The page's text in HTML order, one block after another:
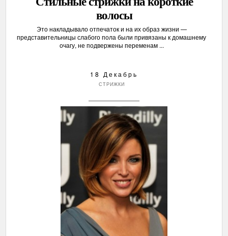
волосы
Это накладывало отпечаток и на их образ жизни —
представительницы слабого пола были привязаны к домашнему
очагу, не подвержены переменам ...
18 Декабрь
СТРИЖКИ